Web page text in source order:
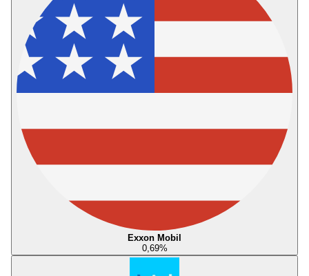
Exxon Mobil
0,69%